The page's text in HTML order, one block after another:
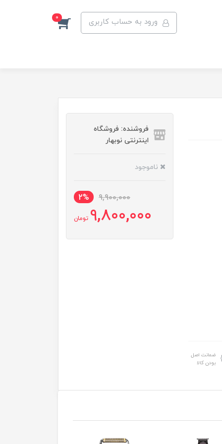
ورود به حساب کاربری 0
ضمانت اصل
بودن کالا
فروشنده: فروشگاه
اینترنتی نوبهار
ناموجود
9,900,000
2%
9,800,000 تومان